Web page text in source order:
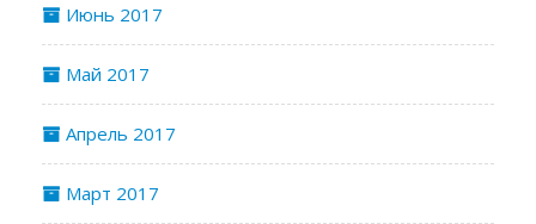
Июнь 2017
Май 2017
Апрель 2017
Март 2017